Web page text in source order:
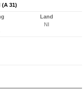
(A 31)
Land
NI